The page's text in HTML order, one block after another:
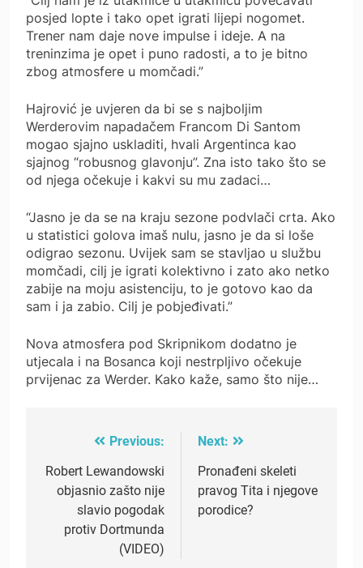
posjed lopte i tako opet igrati lijepi nogomet.
Trener nam daje nove impulse i ideje. A na
treninzima je opet i puno radosti, a to je bitno
zbog atmosfere u momčadi.”
Hajrović je uvjeren da bi se s najboljim
Werderovim napadačem Francom Di Santom
mogao sjajno uskladiti, hvali Argentinca kao
sjajnog “robusnog glavonju”. Zna isto tako što se
od njega očekuje i kakvi su mu zadaci…
“Jasno je da se na kraju sezone podvlači crta. Ako
u statistici golova imaš nulu, jasno je da si loše
odigrao sezonu. Uvijek sam se stavljao u službu
momčadi, cilj je igrati kolektivno i zato ako netko
zabije na moju asistenciju, to je gotovo kao da
sam i ja zabio. Cilj je pobjeđivati.”
Nova atmosfera pod Skripnikom dodatno je
utjecala i na Bosanca koji nestrpljivo očekuje
prvijenac za Werder. Kako kaže, samo što nije…
navigation
Previous:
Robert Lewandowski
objasnio zašto nije
slavio pogodak
protiv Dortmunda
(VIDEO)
Next:
Pronađeni skeleti
pravog Tita i njegove
porodice?